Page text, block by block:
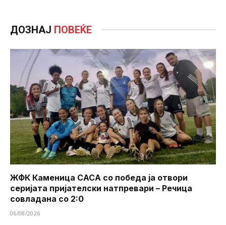
ДОЗНАЈ ПОВЕЌЕ
ЖФК Каменица САСА со победа ја отвори
серијата пријателски натпревари – Речица
совладана со 2:0
06/08/2026